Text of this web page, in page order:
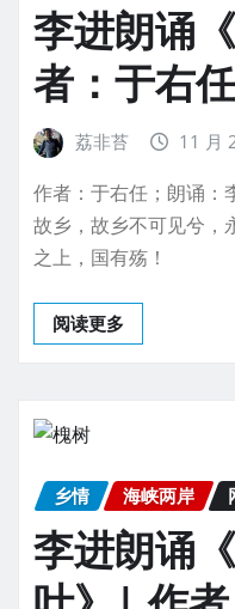
李进朗诵
者：于右任
荔非苔 11 月
作者：于右任；朗诵：
故乡，故乡不可见兮，
之上，国有殇！
阅读更多
乡情 海峡两岸
李进朗诵